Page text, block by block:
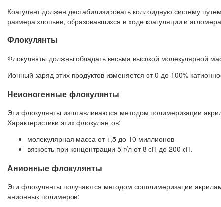
Коагулянт должен дестабилизировать коллоидную систему
размера хлопьев, образовавшихся в ходе коагуляции и
Флокулянты
Флокулянты должны обладать весьма высокой молекулярной
Ионный заряд этих продуктов изменяется от 0 до 100%
Неионогенные флокулянты
Эти флокулянты изготавливаются методом полимеризации
Характеристики этих флокулянтов:
молекулярная масса от 1,5 до 10 миллионов
вязкость при концентрации 5 г/л от 8 сП до 200 сП.
Анионные флокулянты
Эти флокулянты получаются методом сополимеризации
анионных полимеров: